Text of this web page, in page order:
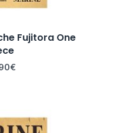
Fujitora One
€